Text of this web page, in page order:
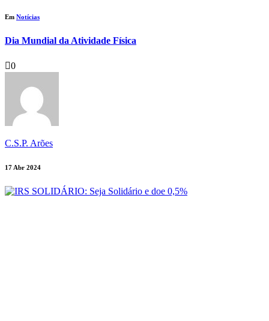
Em Notícias
Dia Mundial da Atividade Física
0
C.S.P. Arões
17 Abr 2024